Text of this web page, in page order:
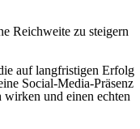
Reichweite zu steigern
auf langfristigen Erfolg
Social-Media-Präsenz
wirken und einen echten